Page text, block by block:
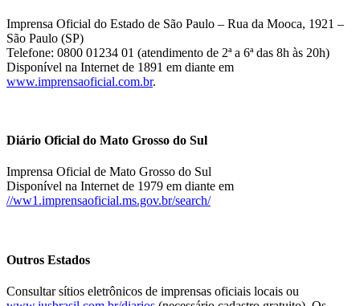
Imprensa Oficial do Estado de São Paulo – Rua da Mooca, 1921 –
São Paulo (SP)
Telefone: 0800 01234 01 (atendimento de 2ª a 6ª das 8h às 20h)
Disponível na Internet de 1891 em diante em
www.imprensaoficial.com.br.
Diário Oficial do Mato Grosso do Sul
Imprensa Oficial de Mato Grosso do Sul
Disponível na Internet de 1979 em diante em
//ww1.imprensaoficial.ms.gov.br/search/
Outros Estados
Consultar sítios eletrônicos de imprensas oficiais locais ou